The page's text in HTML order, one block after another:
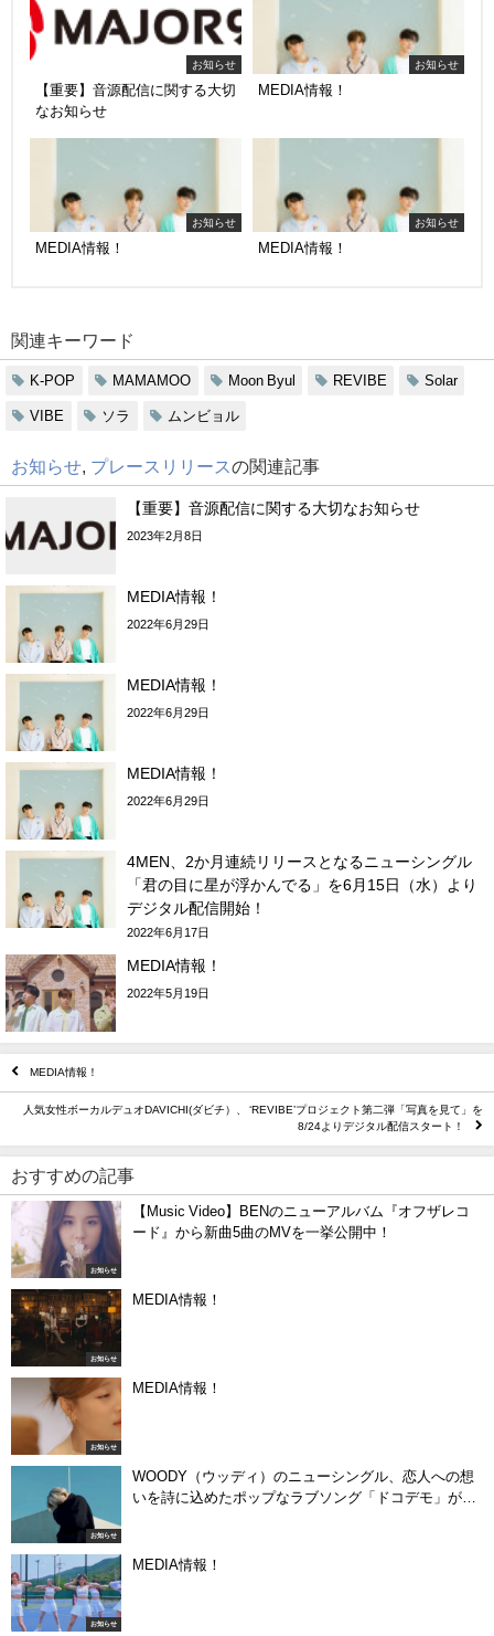
お知らせ
【重要】音源配信に関する大切
なお知らせ
お知らせ
MEDIA情報！
お知らせ
MEDIA情報！
お知らせ
MEDIA情報！
関連キーワード
K-POP MAMAMOO Moon Byul REVIBE Solar
VIBE ソラ ムンビョル
お知らせ プレースリリースの関連記事
【重要】音源配信に関する大切なお知らせ
2023年2月8日
MEDIA情報！
2022年6月29日
MEDIA情報！
2022年6月29日
MEDIA情報！
2022年6月29日
4MEN、2か月連続リリースとなるニューシングル
「君の目に星が浮かんでる」を6月15日（水）より
デジタル配信開始！
2022年6月17日
MEDIA情報！
2022年5月19日
MEDIA情報！
人気女性ボーカルデュオDAVICHI(ダビチ）、 ‘REVIBE’プロジェクト第二弾「写真を見て」を
8/24よりデジタル配信スタート！
おすすめの記事
お知らせ
【Music Video】BENのニューアルバム『オフザレコ
ード』から新曲5曲のMVを一挙公開中！
お知らせ
MEDIA情報！
お知らせ
MEDIA情報！
お知らせ
WOODY（ウッディ）のニューシングル、恋人への想
いを詩に込めたポップなラブソング「ドコデモ」が３
お知らせ
MEDIA情報！